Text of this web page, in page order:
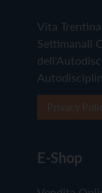
Vita
Settimanali
E-Shop